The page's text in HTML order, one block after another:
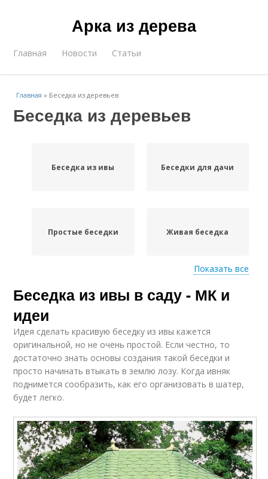
Арка из дерева
Главная Новости Статьи
Главная » Беседка из деревьев
Беседка из деревьев
Беседка из ивы Беседки для дачи
Простые беседки Живая беседка
Беседки из деревьев Беседка из живых
Беседка из жердей Деревянные беседки
Беседка из кирпича Беседка из металла
Показать все
Беседка из ивы в саду - МК и
идеи
Идея сделать красивую беседку из ивы кажется
оригинальной, но не очень простой. Если честно, то
достаточно знать основы создания такой беседки и
просто начинать втыкать в землю лозу. Когда ивняк
поднимется сообразить, как его организовать в шатер,
будет легко.